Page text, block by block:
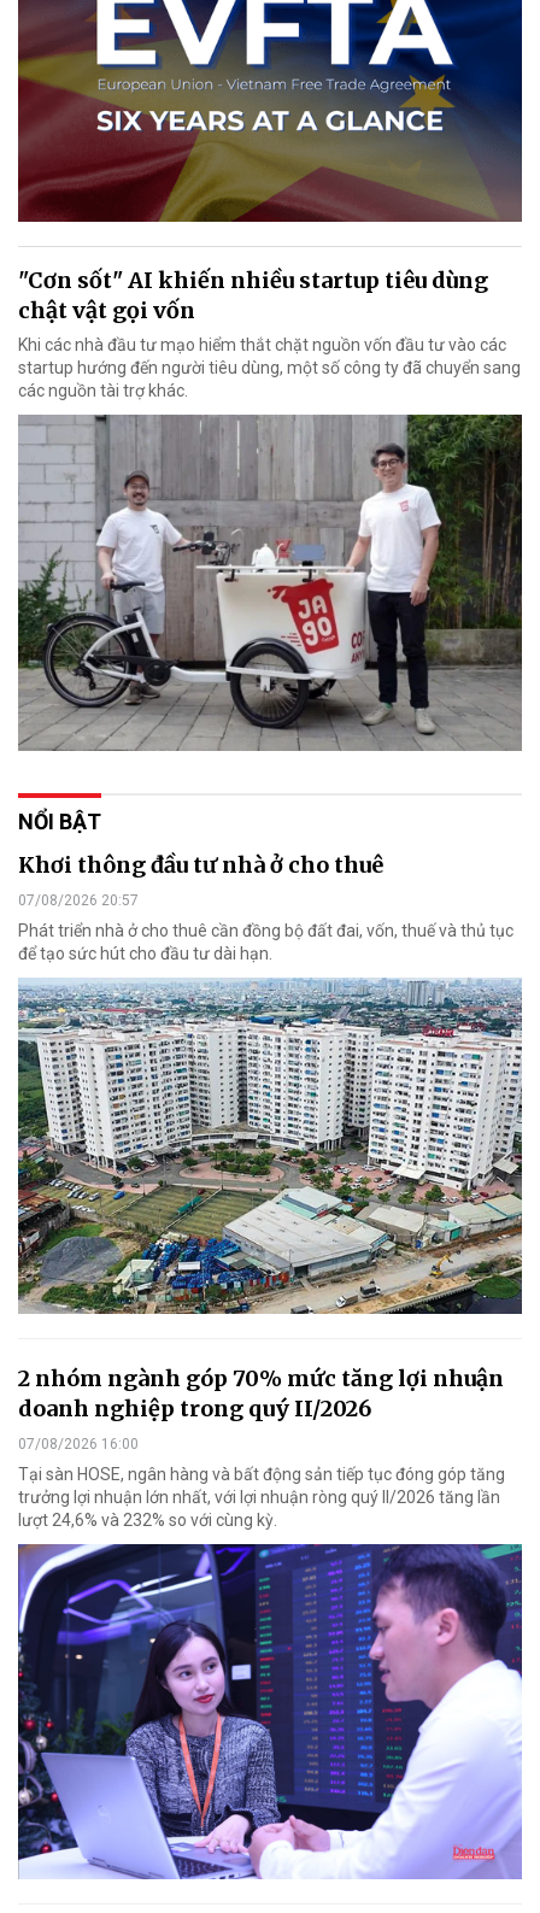
"Cơn sốt" AI khiến nhiều startup tiêu dùng
chật vật gọi vốn
Khi các nhà đầu tư mạo hiểm thắt chặt nguồn vốn đầu tư vào các
startup hướng đến người tiêu dùng, một số công ty đã chuyển sang
các nguồn tài trợ khác.
NỔI BẬT
Khơi thông đầu tư nhà ở cho thuê
07/08/2026 20:57
Phát triển nhà ở cho thuê cần đồng bộ đất đai, vốn, thuế và thủ tục
để tạo sức hút cho đầu tư dài hạn.
2 nhóm ngành góp 70% mức tăng lợi nhuận
doanh nghiệp trong quý II/2026
07/08/2026 16:00
Tại sàn HOSE, ngân hàng và bất động sản tiếp tục đóng góp tăng
trưởng lợi nhuận lớn nhất, với lợi nhuận ròng quý II/2026 tăng lần
lượt 24,6% và 232% so với cùng kỳ.